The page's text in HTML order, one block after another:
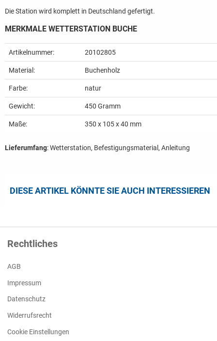
Die Station wird komplett in Deutschland gefertigt.
MERKMALE WETTERSTATION BUCHE
Artikelnummer: 20102805
Material: Buchenholz
Farbe: natur
Gewicht: 450 Gramm
Maße: 350 x 105 x 40 mm
Lieferumfang: Wetterstation, Befestigungsmaterial, Anleitung
DIESE ARTIKEL KÖNNTE SIE AUCH INTERESSIEREN
Rechtliches
AGB
Impressum
Datenschutz
Widerrufsrecht
Cookie Einstellungen